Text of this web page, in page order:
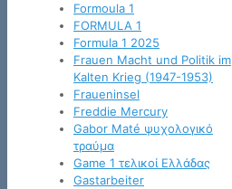
Formoula 1
FORMULA 1
Formula 1 2025
Frauen Macht und Politik im
Kalten Krieg (1947-1953)
Fraueninsel
Freddie Mercury
Gabor Maté ψυχολογικό
τραύμα
Game 1 τελικοί Ελλάδας
Gastarbeiter